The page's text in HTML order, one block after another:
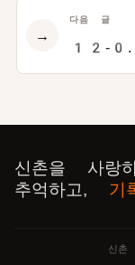
다음 글
12-0.
→
신촌을 사랑
추억하고, 기
신